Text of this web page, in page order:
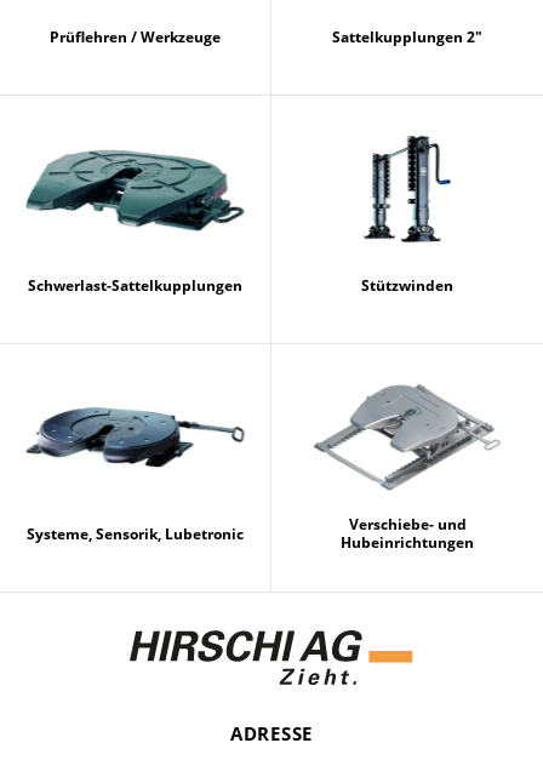
Prüflehren / Werkzeuge Sattelkupplungen 2"
Schwerlast-Sattelkupplungen Stützwinden
Systeme, Sensorik, Lubetronic
Verschiebe- und
Hubeinrichtungen
ADRESSE